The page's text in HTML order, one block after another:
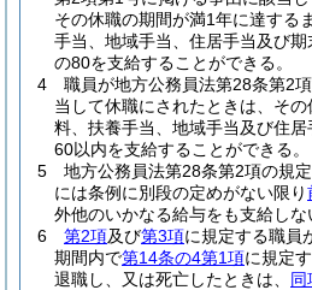
その休職の期間が満1年に達する
手当、地域手当、住居手当及び
の80を支給することができる。
4
職員が地方公務員法第28条第2
当して休職にされたときは、そ
料、扶養手当、地域手当及び住
60以内を支給することができる。
5
地方公務員法第28条第2項の規
には条例に別段の定めがない限り
外他のいかなる給与をも支給しな
6
第2項及び第3項に規定する職員
期間内で第14条の4第1項に規定
退職し、又は死亡したときは、 同